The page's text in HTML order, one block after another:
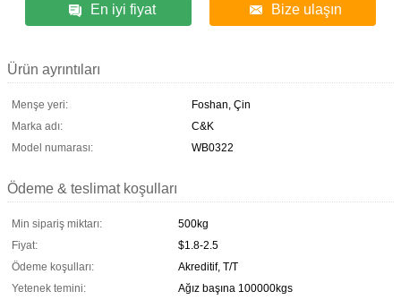
En iyi fiyat Bize ulaşın
Ürün ayrıntıları
Menşe yeri:
Foshan, Çin
Marka adı:
C&K
Model numarası:
WB0322
Ödeme & teslimat koşulları
Min sipariş miktarı:
500kg
Fiyat:
$1.8-2.5
Ödeme koşulları:
Akreditif, T/T
Yetenek temini:
Ağız başına 100000kgs